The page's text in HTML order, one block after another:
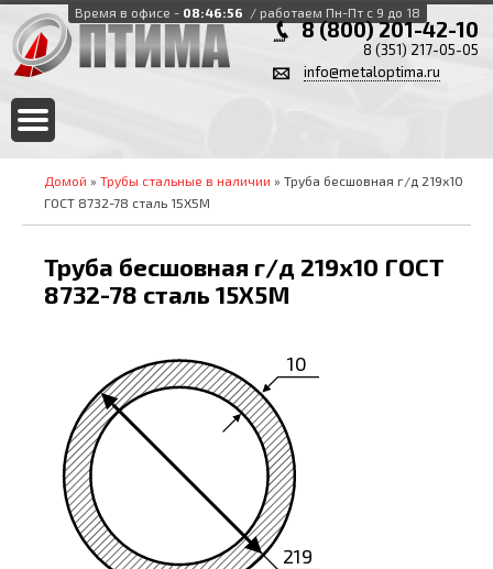
Время в офисе - 08:46:56 / работаем Пн-Пт с 9 до 18
8 (800) 201-42-10
8 (351) 217-05-05
info@metaloptima.ru
Домой » Трубы стальные в наличии » Труба бесшовная г/д 219х10
ГОСТ 8732-78 сталь 15Х5М
Труба бесшовная г/д 219х10 ГОСТ
8732-78 сталь 15Х5М
219
10